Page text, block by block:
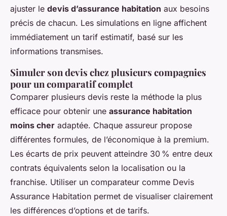
ajuster le devis d’assurance habitation aux besoins
précis de chacun. Les simulations en ligne affichent
immédiatement un tarif estimatif, basé sur les
informations transmises.
Simuler son devis chez plusieurs compagnies
pour un comparatif complet
Comparer plusieurs devis reste la méthode la plus
efficace pour obtenir une assurance habitation
moins cher adaptée. Chaque assureur propose
différentes formules, de l’économique à la premium.
Les écarts de prix peuvent atteindre 30 % entre deux
contrats équivalents selon la localisation ou la
franchise. Utiliser un comparateur comme Devis
Assurance Habitation permet de visualiser clairement
les différences d’options et de tarifs.